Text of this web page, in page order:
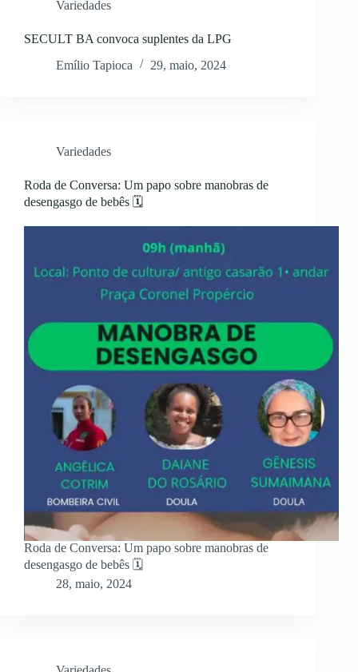
Variedades
SECULT BA convoca suplentes da LPG
Emílio Tapioca
29, maio, 2024
Variedades
Roda de Conversa: Um papo sobre manobras de
desengasgo de bebês 🗓
Roda de Conversa: Um papo sobre manobras de
desengasgo de bebês 🗓
28, maio, 2024